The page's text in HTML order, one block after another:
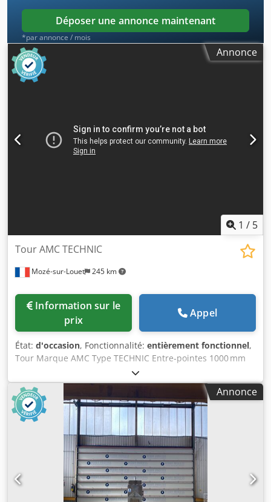
Déposer une annonce maintenant
*par annonce / mois
Annonce
1 / 5
Mozé-sur-Louet 245 km
Tour AMC TECHNIC
prix
Appel
État: d'occasion, Fonctionnalité: entièrement fonctionnel,
Tour Marque AMC Type TECHNIC Entre‑pointes 1000 mm
Djdpfxjziyuqj Albewa Hauteur de pointe 180 à 230 mm
Diamètre au‑dessus du banc ≈ 360 mm Diamètre
au‑dessus du chariot ≈ 200 mm Passage de broche
40 à 52 mm Vitesses de broche 12 à 18 vitesses mécaniques
(env. 30 – 2000 tr/min) Motorisation 3 à 5,5 kW triphasé Poids
env. 1200 – 1600 kg
Annonce